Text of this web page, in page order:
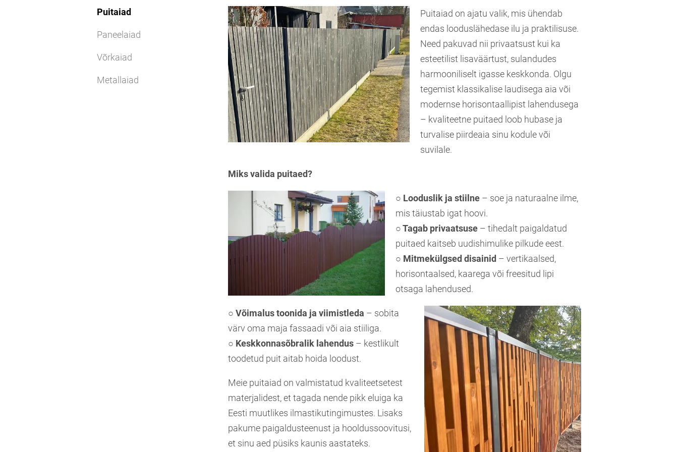
Puitaiad
Paneelaiad
Võrkaiad
Metallaiad
Puitaiad on ajatu valik, mis ühendab
endas looduslähedase ilu ja praktilisuse.
Need pakuvad nii privaatsust kui ka
esteetilist lisaväärtust, sulandudes
harmooniliselt igasse keskkonda. Olgu
tegemist klassikalise laudisega aia või
modernse horisontaallipist lahendusega
– kvaliteetne puitaed loob hubase ja
turvalise piirdeaia sinu kodule või
suvilale.
Miks valida puitaed?
○ Looduslik ja stiilne – soe ja naturaalne ilme,
mis täiustab igat hoovi.
○ Tagab privaatsuse – tihedalt paigaldatud
puitaed kaitseb uudishimulike pilkude eest.
○ Mitmekülgsed disainid – vertikaalsed,
horisontaalsed, kaarega või freesitud lipi
otsaga lahendused.
○ Võimalus toonida ja viimistleda – sobita
värv oma maja fassaadi või aia stiiliga.
○ Keskkonnasõbralik lahendus – kestlikult
toodetud puit aitab hoida loodust.
Meie puitaiad on valmistatud kvaliteetsetest
materjalidest, et tagada nende pikk eluiga ka
Eesti muutlikes ilmastikutingimustes. Lisaks
pakume paigaldusteenust ja hooldussoovitusi,
et sinu aed püsiks kaunis aastateks.